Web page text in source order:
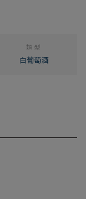
類型
白葡萄酒